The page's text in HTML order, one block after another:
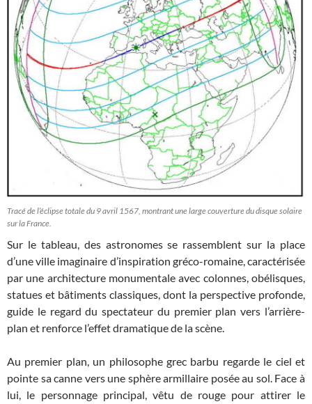
Tracé de l’éclipse totale du 9 avril 1567, montrant une large couverture du disque solaire
sur la France.
Sur le tableau, des astronomes se rassemblent sur la place
d’une ville imaginaire d’inspiration gréco-romaine, caractérisée
par une architecture monumentale avec colonnes, obélisques,
statues et bâtiments classiques, dont la perspective profonde,
guide le regard du spectateur du premier plan vers l’arrière-
plan et renforce l’effet dramatique de la scène.
Au premier plan, un philosophe grec barbu regarde le ciel et
pointe sa canne vers une sphère armillaire posée au sol. Face à
lui, le personnage principal, vêtu de rouge pour attirer le